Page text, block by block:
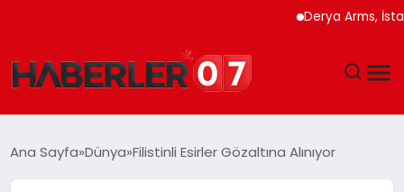
Derya Arms,
EKONOMI
Ana Sayfa Dünya Filistinli Esirler Gözaltına Alınıyor